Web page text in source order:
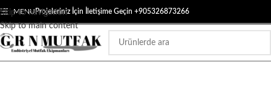
Skip to navigation
Skip to main content
MENUProjeleriniz İçin İletişime Geçin +905326873266